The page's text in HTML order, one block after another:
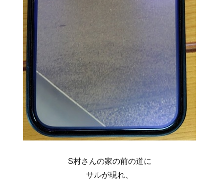
S村さんの家の前の道に
サルが現れ、